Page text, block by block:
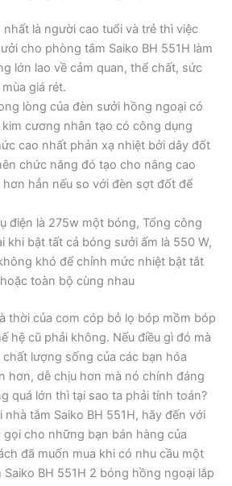
nhất là người cao tuổi và trẻ thì việc
cho phòng tắm Saiko BH 551H làm
lớn lao về cảm quan, thể chất, sức
giá rét.
lòng của đèn sưởi hồng ngoại có
cương nhân tạo có công dụng
cao nhất phản xạ nhiệt bởi dây đốt
chức năng đó tạo cho nâng cao
hơn hẳn nếu so với đèn sợt đốt để
điện là 275w một bóng, Tổng công
khi bật tất cả bóng sưởi ấm là 550 W,
khó để chỉnh mức nhiệt bật tắt
toàn bộ cùng nhau
thời của com cóp bỏ lọ bóp mồm bóp
hệ cũ phải không. Nếu điều gì đó mà
lượng sống của các bạn hóa
hơn, dễ chịu hơn mà nó chính đáng
quá lớn thì tại sao ta phải tính toán?
tắm Saiko BH 551H, hãy đến với
cho những bạn bán hàng của
đã muốn mua khi có nhu cầu một
BH 551H 2 bóng hồng ngoại lắp